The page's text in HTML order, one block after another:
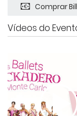
Comprar
Vídeos do